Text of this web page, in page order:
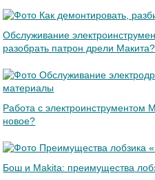
Обслуживание
разобрать патрон дрели Макита?
Работа с электроинструментом
новое?
Бош и Makita: преимущества